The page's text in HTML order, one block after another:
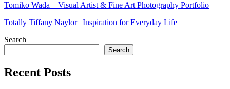
Tomiko Wada – Visual Artist & Fine Art Photography Portfolio
Totally Tiffany Naylor | Inspiration for Everyday Life
Search
Search
Recent Posts